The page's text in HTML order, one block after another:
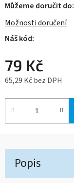
Můžeme doručit do:
Možnosti doručení
79 Kč
65,29 Kč bez DPH
Měrná cena:
Popis